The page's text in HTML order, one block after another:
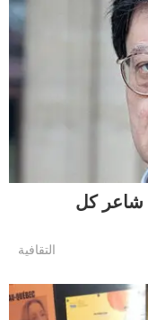
شاعر كل
التقافية